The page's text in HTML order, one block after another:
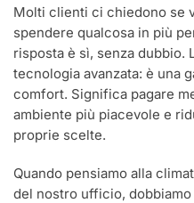
Molti clienti ci chiedono se
spendere qualcosa in più
risposta è sì, senza dubbio.
tecnologia avanzata: è una
comfort. Significa pagare
ambiente più piacevole e
proprie scelte.
Quando pensiamo alla
del nostro ufficio,